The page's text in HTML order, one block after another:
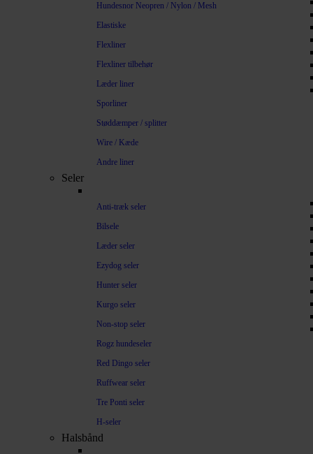
Hundesnor Neopren / Nylon / Mesh
Elastiske
Flexliner
Flexliner tilbehør
Læder liner
Sporliner
Støddæmper / splitter
Wire / Kæde
Andre liner
Seler
Anti-træk seler
Bilsele
Læder seler
Ezydog seler
Hunter seler
Kurgo seler
Non-stop seler
Rogz hundeseler
Red Dingo seler
Ruffwear seler
Tre Ponti seler
H-seler
Halsbånd